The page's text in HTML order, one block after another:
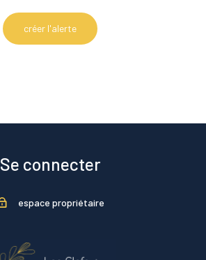
créer l'alerte
Se connecter
espace propriétaire